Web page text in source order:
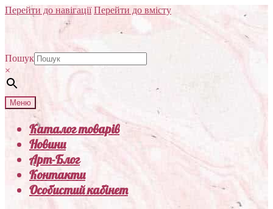
Перейти до навігації Перейти до вмісту
Пошук
×
Меню
Каталог товарів
Новини
Арт-Блог
Контакти
Особистий кабінет